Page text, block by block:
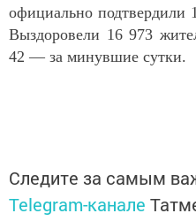
официально подтвердили
Выздоровели 16 973
42 — за минувшие сутки.
Следите за самым
Telegram-канале